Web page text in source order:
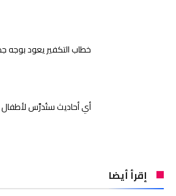
خطاب التكفير يعود بوجه
أي أحاديث ستُدرَّس لأطفال
إقرأ أيضا